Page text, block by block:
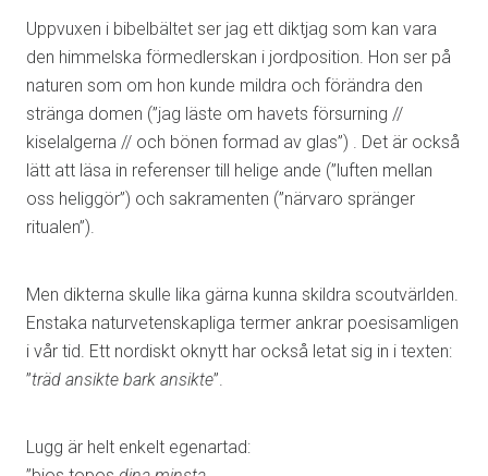
Uppvuxen i bibelbältet ser jag ett diktjag som kan vara
den himmelska förmedlerskan i jordposition. Hon ser på
naturen som om hon kunde mildra och förändra den
stränga domen (”jag läste om havets försurning //
kiselalgerna // och bönen formad av glas”) . Det är också
lätt att läsa in referenser till helige ande (”luften mellan
oss heliggör”) och sakramenten (”närvaro spränger
ritualen”).
Men dikterna skulle lika gärna kunna skildra scoutvärlden.
Enstaka naturvetenskapliga termer ankrar poesisamligen
i vår tid. Ett nordiskt oknytt har också letat sig in i texten:
”träd ansikte bark ansikte”.
Lugg är helt enkelt egenartad: